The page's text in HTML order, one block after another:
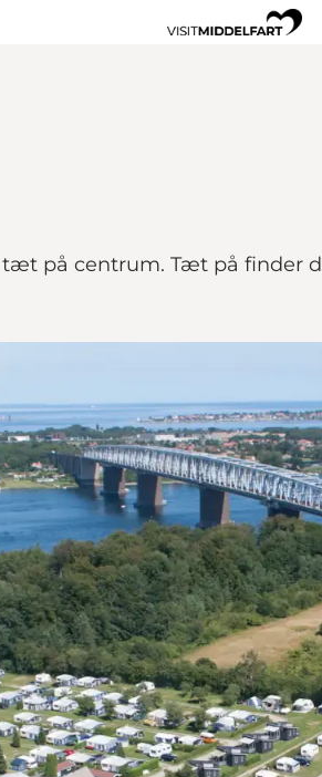
på centrum. Tæt på finder